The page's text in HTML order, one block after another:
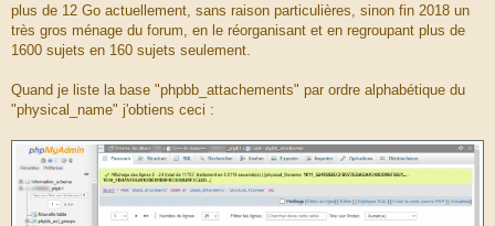
plus de 12 Go actuellement, sans raison particulières, sinon fin 2018 un
très gros ménage du forum, en le réorganisant et en regroupant plus de
1600 sujets en 160 sujets seulement.
Quand je liste la base "phpbb_attachements" par ordre alphabétique du
"physical_name" j'obtiens ceci :